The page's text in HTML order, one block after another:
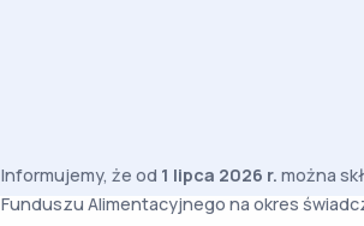
Informujemy, że od 1 lipca 2026 r. można
Funduszu Alimentacyjnego na okres